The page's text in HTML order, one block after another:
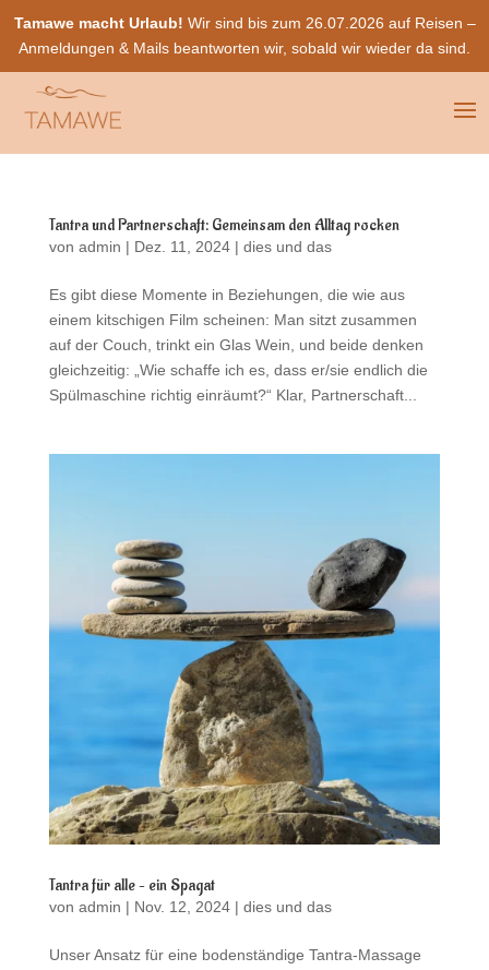
Tamawe macht Urlaub! Wir sind bis zum 26.07.2026 auf Reisen –
Anmeldungen & Mails beantworten wir, sobald wir wieder da sind.
Tantra und Partnerschaft: Gemeinsam den Alltag rocken
von admin | Dez. 11, 2024| dies und das
Es gibt diese Momente in Beziehungen, die wie aus
einem kitschigen Film scheinen: Man sitzt zusammen
auf der Couch, trinkt ein Glas Wein, und beide denken
gleichzeitig: „Wie schaffe ich es, dass er/sie endlich die
Spülmaschine richtig einräumt?“ Klar, Partnerschaft...
Tantra für alle – ein Spagat
von admin | Nov. 12, 2024| dies und das
Unser Ansatz für eine bodenständige Tantra-Massage